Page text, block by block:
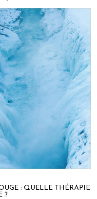
: QUELLE THÉRAPIE
?